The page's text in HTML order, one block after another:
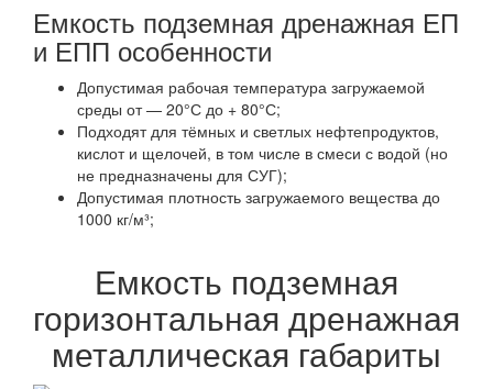
Емкость подземная дренажная ЕП
и ЕПП особенности
Допустимая рабочая температура загружаемой
среды от — 20°С до + 80°С;
Подходят для тёмных и светлых нефтепродуктов,
кислот и щелочей, в том числе в смеси с водой (но
не предназначены для СУГ);
Допустимая плотность загружаемого вещества до
1000 кг/м³;
Емкость подземная
горизонтальная дренажная
металлическая габариты